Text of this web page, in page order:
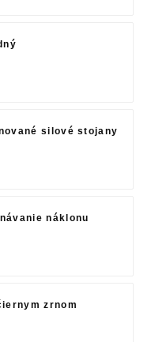
silové stojany
náklonu
zrnom